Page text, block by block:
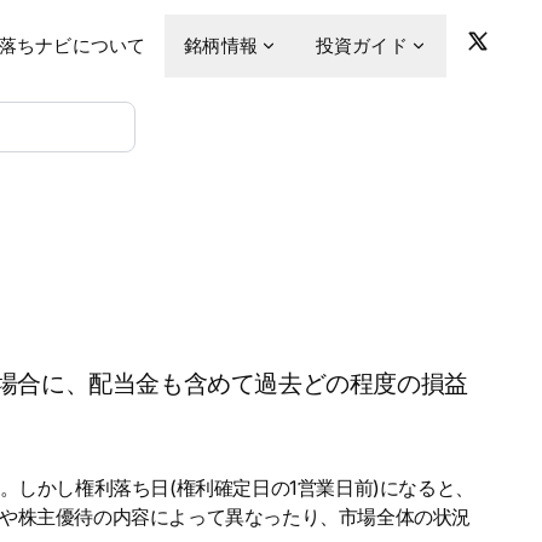
ちナビについて 銘柄情報 投資ガイド
合に、配当金も含めて過去どの程度の損益
かし権利落ち日(権利確定日の1営業日前)になると、
株主優待の内容によって異なったり、市場全体の状況